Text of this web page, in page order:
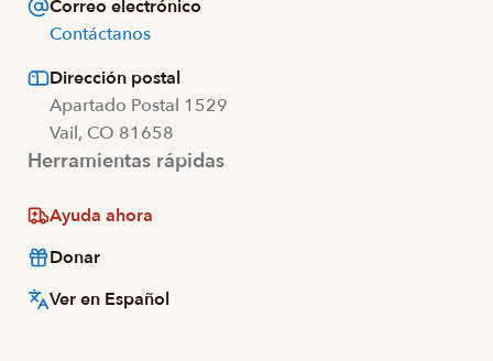
Correo electrónico
Contáctanos
Dirección postal
Apartado Postal 1529
Vail, CO 81658
Herramientas rápidas
Ayuda ahora
Donar
Ver en Español